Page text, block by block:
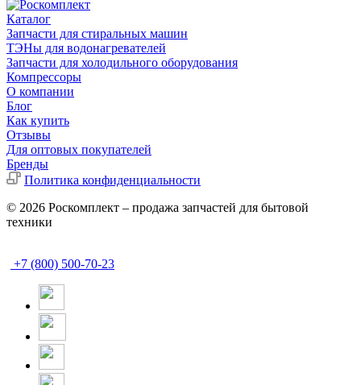
Каталог
Запчасти для стиральных машин
ТЭНы для водонагревателей
Запчасти для холодильного оборудования
Компрессоры
О компании
Блог
Как купить
Отзывы
Для оптовых покупателей
Бренды
Политика конфиденциальности
© 2026 Роскомплект – продажа запчастей для бытовой
техники
+7 (800) 500-70-23